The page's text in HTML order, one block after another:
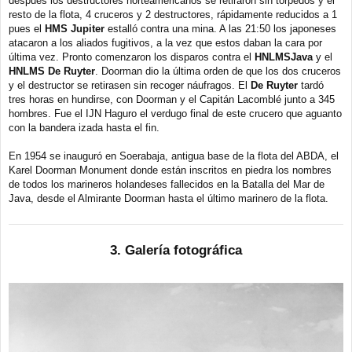
resto de la flota, 4 cruceros y 2 destructores, rápidamente reducidos a 1
pues el HMS Jupiter estalló contra una mina. A las 21:50 los japoneses
atacaron a los aliados fugitivos, a la vez que estos daban la cara por
última vez. Pronto comenzaron los disparos contra el HNLMSJava y el
HNLMS De Ruyter . Doorman dio la última orden de que los dos cruceros
y el destructor se retirasen sin recoger náufragos. El De Ruyter tardó
tres horas en hundirse, con Doorman y el Capitán Lacomblé junto a 345
hombres. Fue el IJN Haguro el verdugo final de este crucero que aguanto
con la bandera izada hasta el fin.
En 1954 se inauguró en Soerabaja, antigua base de la flota del ABDA, el
Karel Doorman Monument donde están inscritos en piedra los nombres
de todos los marineros holandeses fallecidos en la Batalla del Mar de
Java, desde el Almirante Doorman hasta el último marinero de la flota.
3. Galería fotográfica